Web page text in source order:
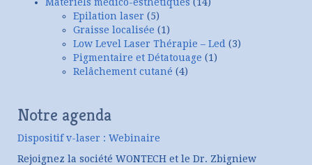
Epilation laser (5)
Graisse localisée (1)
Low Level Laser Thérapie – Led (3)
Pigmentaire et Détatouage (1)
Relâchement cutané (4)
Notre agenda
Dispositif v-laser : Webinaire
Rejoignez la société WONTECH et le Dr. Zbigniew